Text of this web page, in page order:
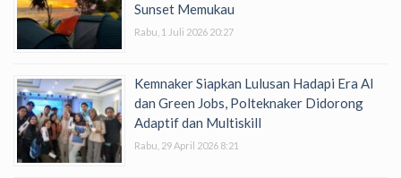
Sunset Memukau
Rabu, 1 Juli 2026 20:27
Kemnaker Siapkan Lulusan Hadapi Era AI
dan Green Jobs, Polteknaker Didorong
Adaptif dan Multiskill
Rabu, 29 April 2026 8:21